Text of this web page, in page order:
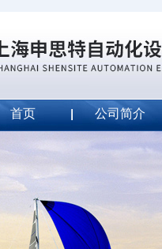
首页 公司简介